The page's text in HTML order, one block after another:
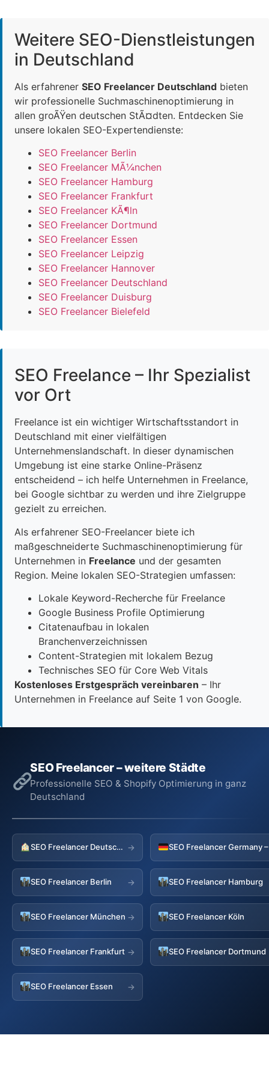
Weitere SEO-Dienstleistungen
in Deutschland
Als erfahrener SEO Freelancer Deutschland bieten
wir professionelle Suchmaschinenoptimierung in
allen groÃŸen deutschen StÃ¤dten. Entdecken Sie
unsere lokalen SEO-Expertendienste:
SEO Freelancer Berlin
SEO Freelancer MÃ¼nchen
SEO Freelancer Hamburg
SEO Freelancer Frankfurt
SEO Freelancer KÃ¶ln
SEO Freelancer Dortmund
SEO Freelancer Essen
SEO Freelancer Leipzig
SEO Freelancer Hannover
SEO Freelancer Deutschland
SEO Freelancer Duisburg
SEO Freelancer Bielefeld
SEO Freelance – Ihr Spezialist
vor Ort
Freelance ist ein wichtiger Wirtschaftsstandort in
Deutschland mit einer vielfältigen
Unternehmenslandschaft. In dieser dynamischen
Umgebung ist eine starke Online-Präsenz
entscheidend – ich helfe Unternehmen in Freelance,
bei Google sichtbar zu werden und ihre Zielgruppe
gezielt zu erreichen.
Als erfahrener SEO-Freelancer biete ich
maßgeschneiderte Suchmaschinenoptimierung für
Unternehmen in Freelance und der gesamten
Region. Meine lokalen SEO-Strategien umfassen:
Lokale Keyword-Recherche für Freelance
Google Business Profile Optimierung
Citatenaufbau in lokalen
Branchenverzeichnissen
Content-Strategien mit lokalem Bezug
Technisches SEO für Core Web Vitals
Kostenloses Erstgespräch vereinbaren – Ihr
Unternehmen in Freelance auf Seite 1 von Google.
SEO Freelancer – weitere Städte
Professionelle SEO & Shopify Optimierung in ganz
Deutschland
SEO Freelancer Deutschland →
SEO Freelancer Berlin → SEO Freelancer Hamburg
SEO Freelancer München → SEO Freelancer Köln
SEO Freelancer Frankfurt → SEO Freelancer Dortmund
SEO Freelancer Essen →